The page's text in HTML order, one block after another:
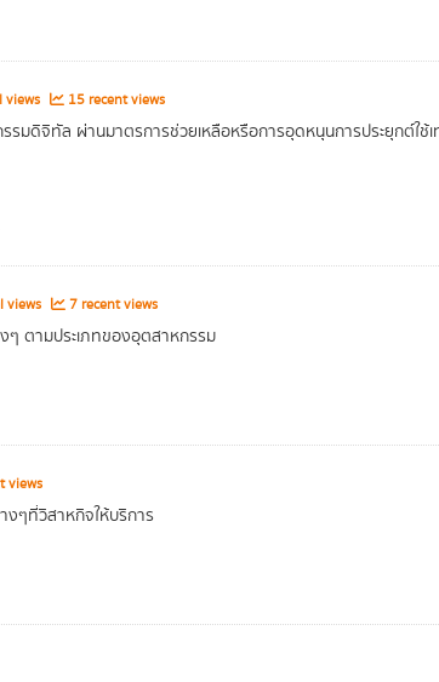
15 recent views
รมดิจิทัล ผ่านมาตรการช่วยเหลือหรือการอุดหนุนการประยุกต์ใช้เ
7 recent views
ตามประเภทของอุตสาหกรรม
views
ๆที่วิสาหกิจให้บริการ